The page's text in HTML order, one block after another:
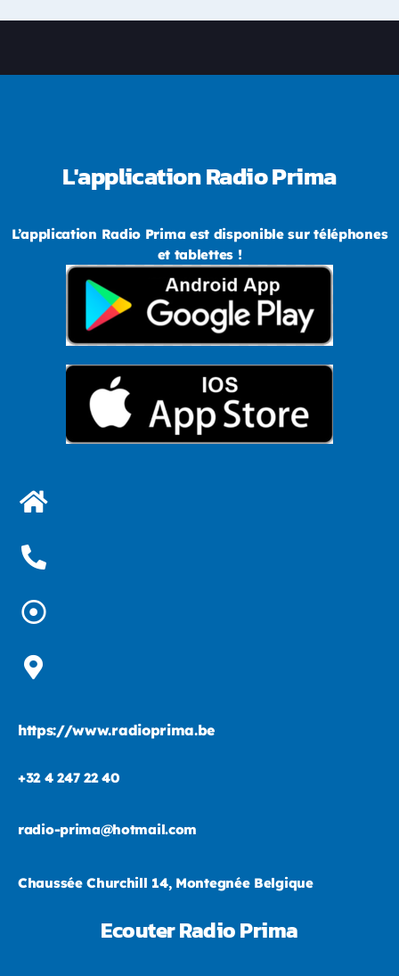
L'application Radio Prima
L’application Radio Prima est disponible sur téléphones
et tablettes !
https://www.radioprima.be
+32 4 247 22 40
radio-prima@hotmail.com
Chaussée Churchill 14, Montegnée Belgique
Ecouter Radio Prima